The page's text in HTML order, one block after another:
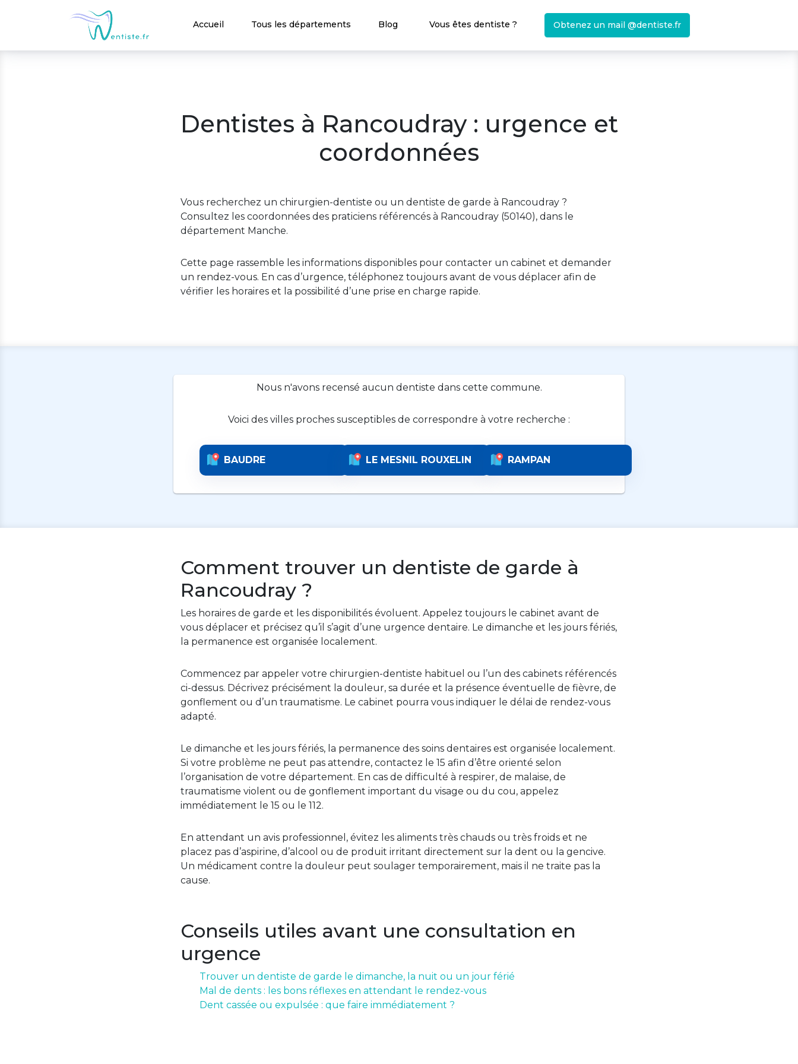
Accueil Tous les départements Blog Vous êtes dentiste ? Obtenez un mail @dentiste.fr
Dentistes à Rancoudray : urgence et
coordonnées
Vous recherchez un chirurgien-dentiste ou un dentiste de garde à Rancoudray ?
Consultez les coordonnées des praticiens référencés à Rancoudray (50140), dans le
département Manche.
Cette page rassemble les informations disponibles pour contacter un cabinet et demander
un rendez-vous. En cas d’urgence, téléphonez toujours avant de vous déplacer afin de
vérifier les horaires et la possibilité d’une prise en charge rapide.
Nous n'avons recensé aucun dentiste dans cette commune.
Voici des villes proches susceptibles de correspondre à votre recherche :
BAUDRE LE MESNIL ROUXELIN RAMPAN
Comment trouver un dentiste de garde à
Rancoudray ?
Les horaires de garde et les disponibilités évoluent. Appelez toujours le cabinet avant de
vous déplacer et précisez qu’il s’agit d’une urgence dentaire. Le dimanche et les jours fériés,
la permanence est organisée localement.
Commencez par appeler votre chirurgien-dentiste habituel ou l’un des cabinets référencés
ci-dessus. Décrivez précisément la douleur, sa durée et la présence éventuelle de fièvre, de
gonflement ou d’un traumatisme. Le cabinet pourra vous indiquer le délai de rendez-vous
adapté.
Le dimanche et les jours fériés, la permanence des soins dentaires est organisée localement.
Si votre problème ne peut pas attendre, contactez le 15 afin d’être orienté selon
l’organisation de votre département. En cas de difficulté à respirer, de malaise, de
traumatisme violent ou de gonflement important du visage ou du cou, appelez
immédiatement le 15 ou le 112.
En attendant un avis professionnel, évitez les aliments très chauds ou très froids et ne
placez pas d’aspirine, d’alcool ou de produit irritant directement sur la dent ou la gencive.
Un médicament contre la douleur peut soulager temporairement, mais il ne traite pas la
cause.
Conseils utiles avant une consultation en
urgence
Trouver un dentiste de garde le dimanche, la nuit ou un jour férié
Mal de dents : les bons réflexes en attendant le rendez-vous
Dent cassée ou expulsée : que faire immédiatement ?